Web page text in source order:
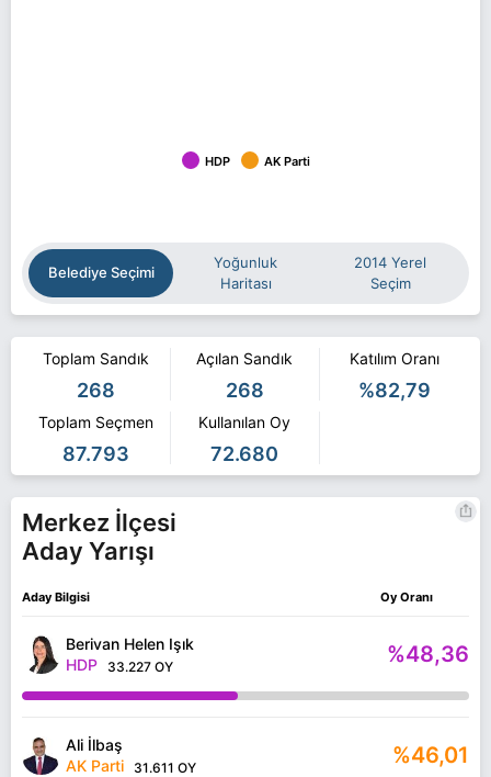
HDP AK Parti
Belediye Seçimi
Yoğunluk
Haritası
2014 Yerel
Seçim
Toplam Sandık
268
Açılan Sandık
268
Katılım Oranı
%82,79
Toplam Seçmen
87.793
Kullanılan Oy
72.680
Merkez İlçesi
Aday Yarışı
Aday Bilgisi Oy Oranı
Berivan Helen Işık
HDP
33.227 OY %48,36
Ali İlbaş
AK Parti
31.611 OY %46,01